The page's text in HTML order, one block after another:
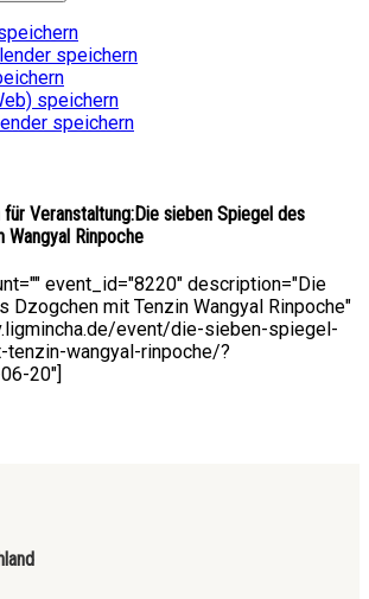
speichern
speichern
speichern
Veranstaltung:Die sieben Spiegel des
Rinpoche
event_id="8220" description="Die
Dzogchen mit Tenzin Wangyal Rinpoche"
event/die-sieben-spiegel-
wangyal-rinpoche/?
20"]